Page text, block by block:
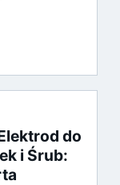
do
i Śrub: